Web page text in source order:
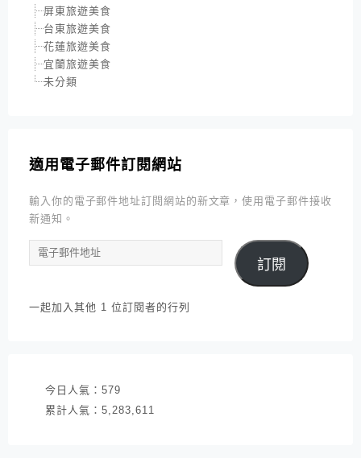
屏東旅遊美食
台東旅遊美食
花蓮旅遊美食
宜蘭旅遊美食
未分類
適用電子郵件訂閱網站
輸入你的電子郵件地址訂閱網站的新文章，使用電子郵件接收
新通知。
電
子
件
訂閱
一起加入其他 1 位訂閱者的行列
今日人氣： 579
累計人氣： 5,283,611